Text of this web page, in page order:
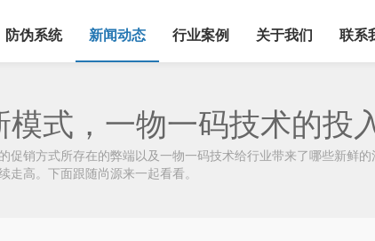
防伪系统 新闻动态 行业案例 关于我们 联系
式，一物一码技术的投
方式所存在的弊端以及一物一码技术给行业带来了哪些新鲜的
走高。下面跟随尚源来一起看看。